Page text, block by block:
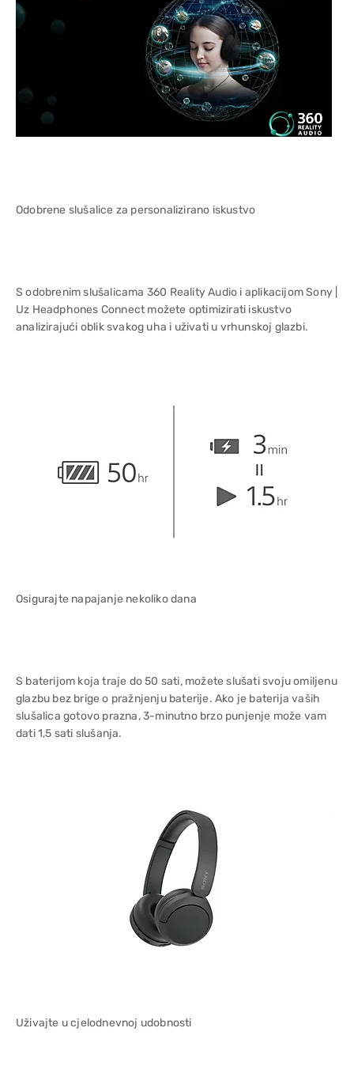
Odobrene slušalice za personalizirano iskustvo
S odobrenim slušalicama 360 Reality Audio i aplikacijom Sony |
Uz Headphones Connect možete optimizirati iskustvo
analizirajući oblik svakog uha i uživati u vrhunskoj glazbi.
Osigurajte napajanje nekoliko dana
S baterijom koja traje do 50 sati, možete slušati svoju omiljenu
glazbu bez brige o pražnjenju baterije. Ako je baterija vaših
slušalica gotovo prazna, 3-minutno brzo punjenje može vam
dati 1,5 sati slušanja.
Uživajte u cjelodnevnoj udobnosti